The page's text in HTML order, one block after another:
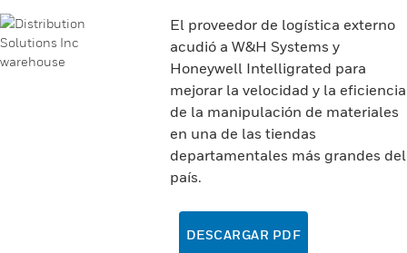
El proveedor de logística externo
acudió a W&H Systems y
Honeywell Intelligrated para
mejorar la velocidad y la eficiencia
de la manipulación de materiales
en una de las tiendas
departamentales más grandes del
país.
DESCARGAR PDF